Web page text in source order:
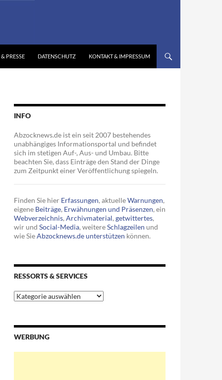
PRESSE DATENSCHUTZ KONTAKT & IMPRESSUM
INFO
Abzocknews.de ist ein seit 2007 bestehendes
unabhängiges Informationsportal und befindet
sich im stetigen Auf-, Aus- und Umbau. Bitte
beachten Sie, dass Einträge den Stand der Dinge
zum Zeitpunkt einer Veröffentlichung spiegeln.
Finden Sie hier Erfassungen, aktuelleWarnungen,
eigene Beiträge, Erwähnungen und Präsenzen, ein
Webverzeichnis, Archivmaterial, getwittertes,
wir und Social-Media, weitereSchlagzeilen und
wie SieAbzocknews.de unterstützen können.
RESSORTS & SERVICES
Ressorts
&
WERBUNG